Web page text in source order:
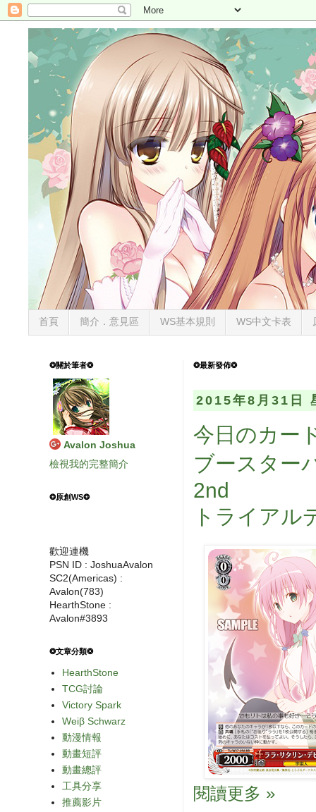
首頁 簡介．意見區 WS基本規則 WS中文卡表
❂最新發佈❂
2015年8月31日
今日のカー
ブースター
2nd
トライアル
閱讀更多 »
❂關於筆者❂
Avalon Joshua
檢視我的完整簡介
❂原創WS❂
歡迎連機
PSN ID : JoshuaAvalon
SC2(Americas) :
Avalon(783)
HearthStone :
Avalon#3893
❂文章分類❂
HearthStone
TCG討論
Victory Spark
Weiβ Schwarz
動漫情報
動畫短評
動畫總評
工具分享
推薦影片